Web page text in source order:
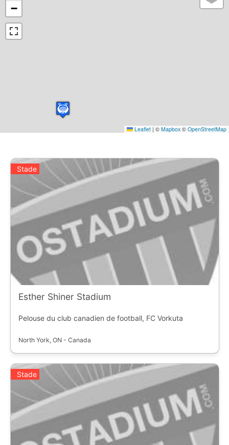
−
Leaflet | © Mapbox © OpenStreetMap
Stade
Esther Shiner Stadium
Pelouse du club canadien de football, FC Vorkuta
North York, ON - Canada
Stade